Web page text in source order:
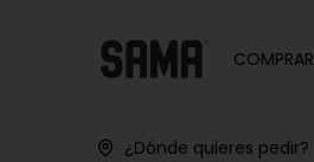
COMPRAR
¿Dónde quieres pedir?